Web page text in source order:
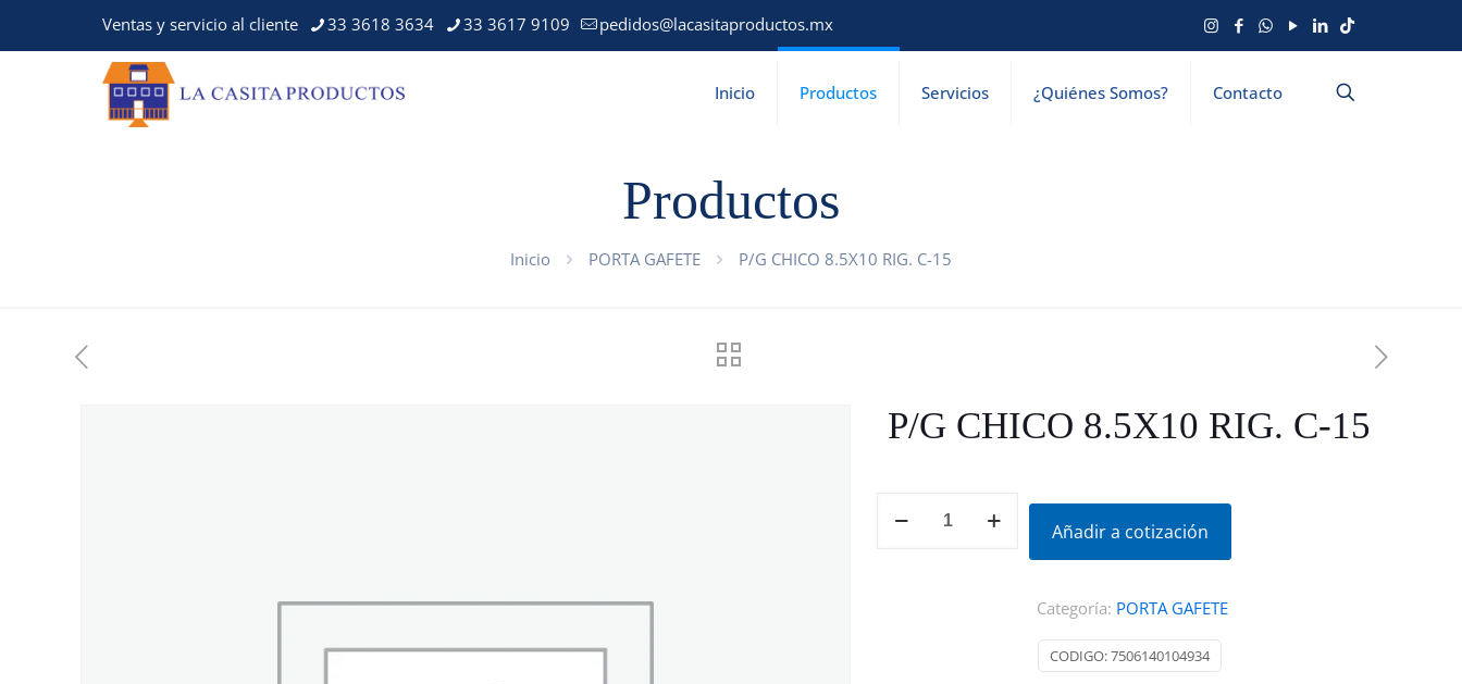
Ventas y servicio al cliente 33 3618 3634 33 3617 9109 pedidos@lacasitaproductos.mx
Inicio Productos Servicios ¿Quiénes Somos? Contacto
Productos
Inicio PORTA GAFETE P/G CHICO 8.5X10 RIG. C-15
P/G CHICO 8.5X10 RIG. C-15
Añadir a cotización
CODIGO:7506140104934
Categoría: PORTA GAFETE